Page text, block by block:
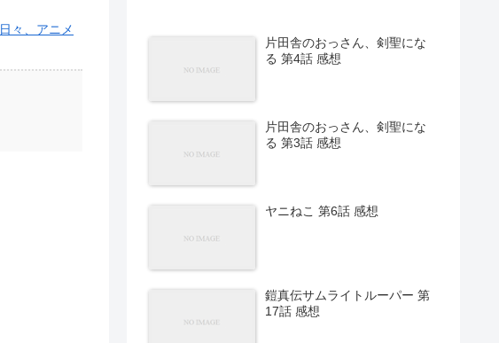
日々、アニメ
片田舎のおっさん、剣聖にな
る 第4話 感想
片田舎のおっさん、剣聖にな
る 第3話 感想
ヤニねこ 第6話 感想
鎧真伝サムライトルーパー 第
17話 感想